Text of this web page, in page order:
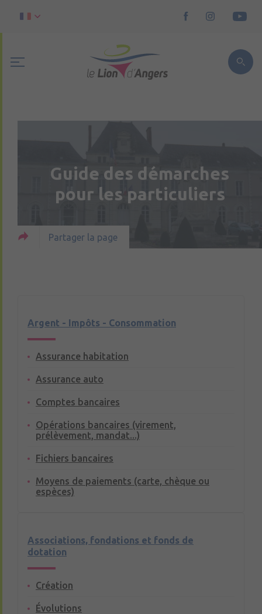
Guide des démarches
pour les particuliers
Partager la page
Argent - Impôts - Consommation
Assurance habitation
Assurance auto
Comptes bancaires
Opérations bancaires (virement,
prélèvement, mandat...)
Fichiers bancaires
Moyens de paiements (carte, chèque ou
espèces)
Associations, fondations et fonds de
dotation
Création
Évolutions